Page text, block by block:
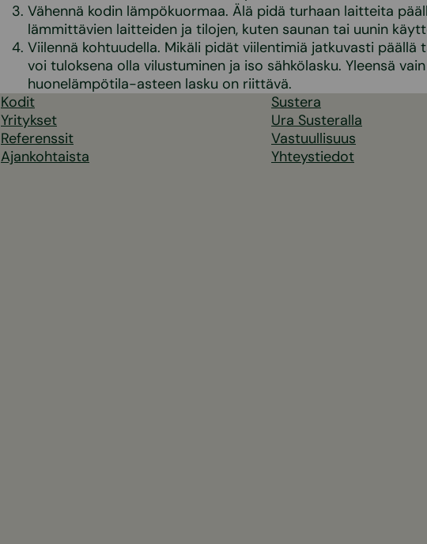
Vähennä kodin lämpökuormaa. Älä pidä turhaan laitteita
lämmittävien laitteiden ja tilojen, kuten saunan tai uunin
Viilennä kohtuudella. Mikäli pidät viilentimiä jatkuvasti päällä
voi tuloksena olla vilustuminen ja iso sähkölasku. Yleensä
huonelämpötila-asteen lasku on riittävä.
Kodit
Yritykset
Referenssit
Ajankohtaista
Sustera
Ura Susteralla
Vastuullisuus
Yhteystiedot